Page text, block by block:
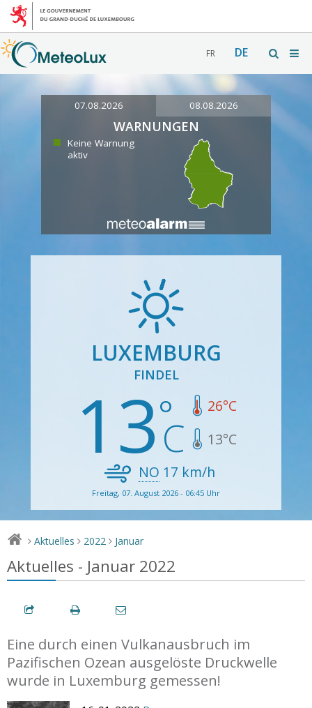
FR DE
07.08.2026 08.08.2026
WARNUNGEN
Keine Warnung
aktiv
LUXEMBURG
FINDEL
13 26°C
13°C
NO 17 km/h
Freitag, 07. August 2026 - 06:45 Uhr
> Aktuelles > 2022 > Januar
Aktuelles - Januar 2022
Eine durch einen Vulkanausbruch im
Pazifischen Ozean ausgelöste Druckwelle
wurde in Luxemburg gemessen!